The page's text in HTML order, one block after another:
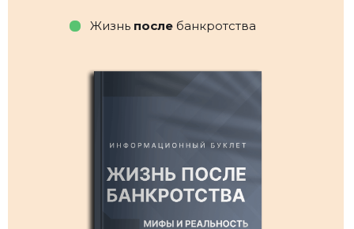
Жизнь после банкротства